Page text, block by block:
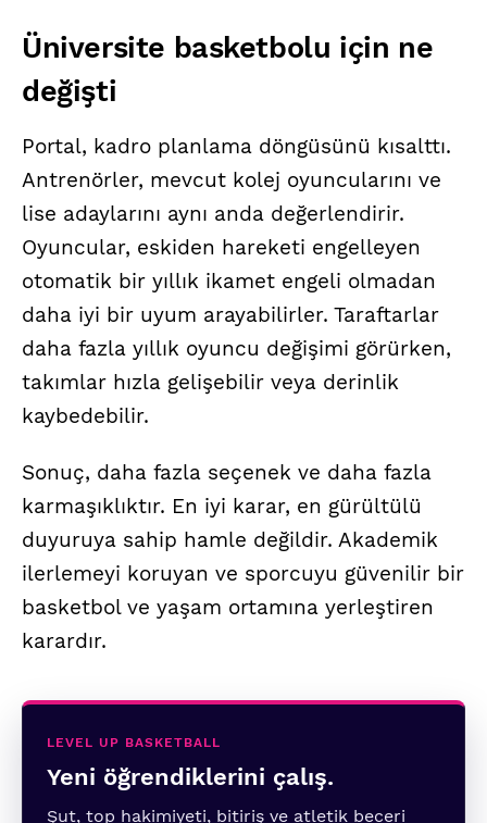
Üniversite basketbolu için ne
değişti
Portal, kadro planlama döngüsünü kısalttı.
Antrenörler, mevcut kolej oyuncularını ve
lise adaylarını aynı anda değerlendirir.
Oyuncular, eskiden hareketi engelleyen
otomatik bir yıllık ikamet engeli olmadan
daha iyi bir uyum arayabilirler. Taraftarlar
daha fazla yıllık oyuncu değişimi görürken,
takımlar hızla gelişebilir veya derinlik
kaybedebilir.
Sonuç, daha fazla seçenek ve daha fazla
karmaşıklıktır. En iyi karar, en gürültülü
duyuruya sahip hamle değildir. Akademik
ilerlemeyi koruyan ve sporcuyu güvenilir bir
basketbol ve yaşam ortamına yerleştiren
karardır.
LEVEL UP BASKETBALL
Yeni öğrendiklerini çalış.
Şut, top hakimiyeti, bitiriş ve atletik beceri